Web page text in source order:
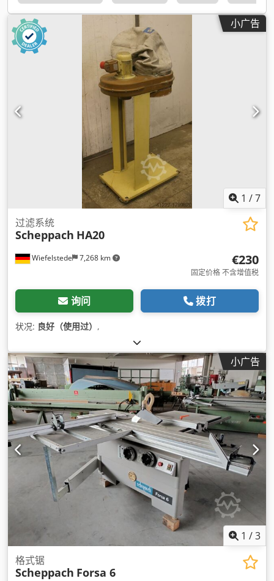
小广告
1 /7
Wiefelstede 7,268 km
过滤系统
Scheppach HA20
€230
固定价格 不含增值税
询问 拨打
状况: 良好（使用过） ,
小广告
1 /3
格式锯
Scheppach Forsa 6